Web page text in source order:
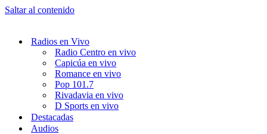
Saltar al contenido
Radios en Vivo
Radio Centro en vivo
Capicúa en vivo
Romance en vivo
Pop 101.7
Rivadavia en vivo
D Sports en vivo
Destacadas
Audios